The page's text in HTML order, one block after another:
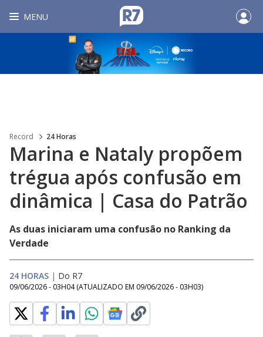
MENU
Record 24 Horas
Marina e Nataly propõem
trégua após confusão em
dinâmica | Casa do Patrão
As duas iniciaram uma confusão no Ranking da
Verdade
24 HORAS | Do R7
09/06/2026 - 03H04 (ATUALIZADO EM 09/06/2026 - 03H03)